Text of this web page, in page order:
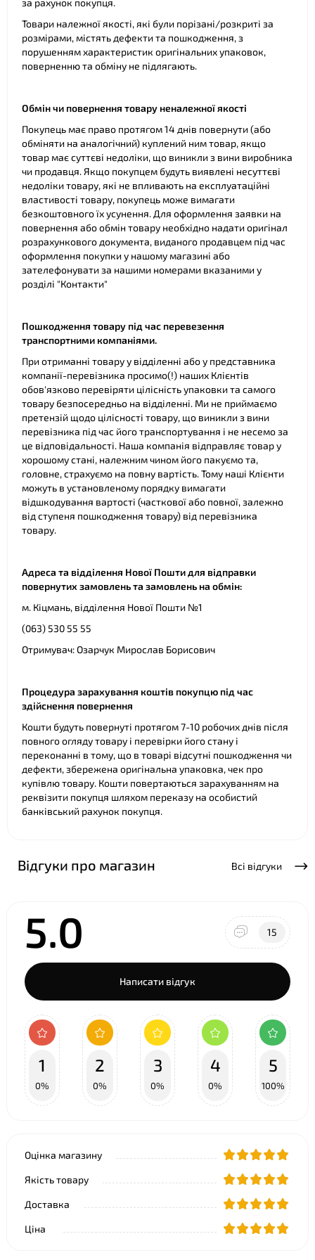
за рахунок покупця.
Товари належної якості, які були порізані/розкриті за
розмірами, містять дефекти та пошкодження, з
порушенням характеристик оригінальних упаковок,
поверненню та обміну не підлягають.
Обмін чи повернення товару неналежної якості
Покупець має право протягом 14 днів повернути (або
обміняти на аналогічний) куплений ним товар, якщо
товар має суттєві недоліки, що виникли з вини виробника
чи продавця. Якщо покупцем будуть виявлені несуттєві
недоліки товару, які не впливають на експлуатаційні
властивості товару, покупець може вимагати
безкоштовного їх усунення. Для оформлення заявки на
повернення або обмін товару необхідно надати оригінал
розрахункового документа, виданого продавцем під час
оформлення покупки у нашому магазині або
зателефонувати за нашими номерами вказаними у
розділі "Контакти"
Пошкодження товару під час перевезення
транспортними компаніями.
При отриманні товару у відділенні або у представника
компанії-перевізника просимо(!) наших Клієнтів
обов'язково перевіряти цілісність упаковки та самого
товару безпосередньо на відділенні. Ми не приймаємо
претензій щодо цілісності товару, що виникли з вини
перевізника під час його транспортування і не несемо за
це відповідальності. Наша компанія відправляє товар у
хорошому стані, належним чином його пакуємо та,
головне, страхуємо на повну вартість. Тому наші Клієнти
можуть в установленому порядку вимагати
відшкодування вартості (часткової або повної, залежно
від ступеня пошкодження товару) від перевізника
товару.
Адреса та відділення Нової Пошти для відправки
повернутих замовлень та замовлень на обмін:
м. Кіцмань, відділення Нової Пошти №1
(063) 530 55 55
Отримувач: Озарчук Мирослав Борисович
Процедура зарахування коштів покупцю під час
здійснення повернення
Кошти будуть повернуті протягом 7-10 робочих днів після
повного огляду товару і перевірки його стану і
переконанні в тому, що в товарі відсутні пошкодження чи
дефекти, збережена оригінальна упаковка, чек про
купівлю товару. Кошти повертаються зарахуванням на
реквізити покупця шляхом переказу на особистий
банківський рахунок покупця.
Відгуки про магазин Всі відгуки
5.0 15
Написати відгук
1
0%
2
0%
3
0%
4
0%
5
100%
Оцінка магазину
Якість товару
Доставка
Ціна